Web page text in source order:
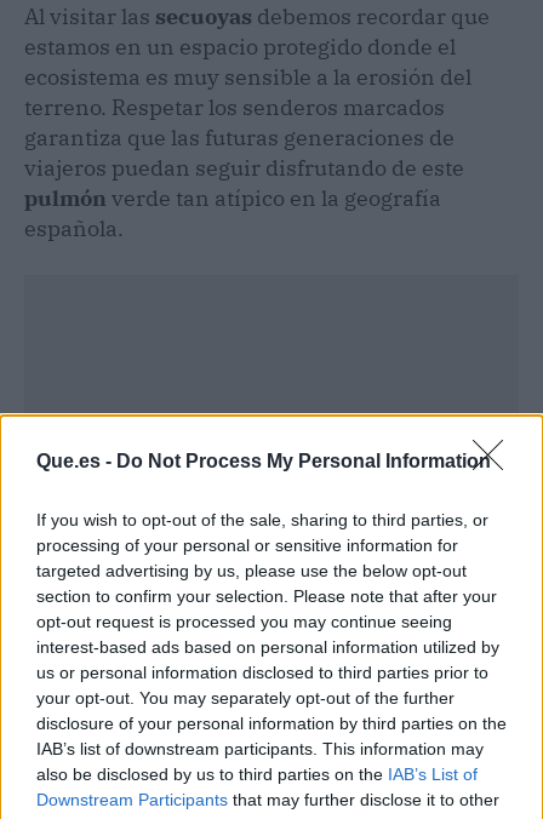
Que.es - Do Not Process My Personal Information
If you wish to opt-out of the sale, sharing to third parties, or
processing of your personal or sensitive information for
targeted advertising by us, please use the below opt-out
section to confirm your selection. Please note that after your
opt-out request is processed you may continue seeing
interest-based ads based on personal information utilized by
us or personal information disclosed to third parties prior to
your opt-out. You may separately opt-out of the further
disclosure of your personal information by third parties on the
IAB’s list of downstream participants. This information may
also be disclosed by us to third parties on the IAB’s List of
Downstream Participants that may further disclose it to other
Al visitar las secuoyas debemos recordar que
estamos en un espacio protegido donde el
ecosistema es muy sensible a la erosión del
terreno. Respetar los senderos marcados
garantiza que las futuras generaciones de
viajeros puedan seguir disfrutando de este
pulmón verde tan atípico en la geografía
española.
Publicidad